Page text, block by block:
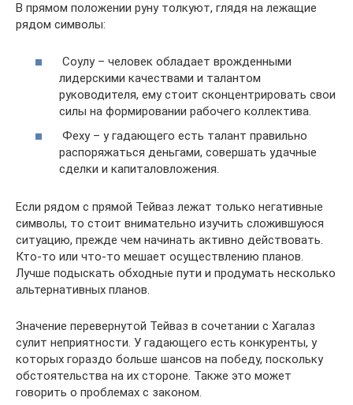
В прямом положении руну толкуют, глядя на лежащие
рядом символы:
Соулу – человек обладает врожденными
лидерскими качествами и талантом
руководителя, ему стоит сконцентрировать свои
силы на формировании рабочего коллектива.
Феху – у гадающего есть талант правильно
распоряжаться деньгами, совершать удачные
сделки и капиталовложения.
Если рядом с прямой Тейваз лежат только негативные
символы, то стоит внимательно изучить сложившуюся
ситуацию, прежде чем начинать активно действовать.
Кто-то или что-то мешает осуществлению планов.
Лучше подыскать обходные пути и продумать несколько
альтернативных планов.
Значение перевернутой Тейваз в сочетании с Хагалаз
сулит неприятности. У гадающего есть конкуренты, у
которых гораздо больше шансов на победу, поскольку
обстоятельства на их стороне. Также это может
говорить о проблемах с законом.